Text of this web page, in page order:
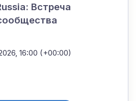
Встреча
16:00 (+00:00)